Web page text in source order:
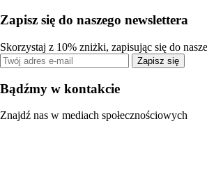
Zapisz się do naszego newslettera
Skorzystaj z 10% zniżki, zapisując się do
Zapisz się
Bądźmy w kontakcie
Znajdź nas w mediach społecznościowych